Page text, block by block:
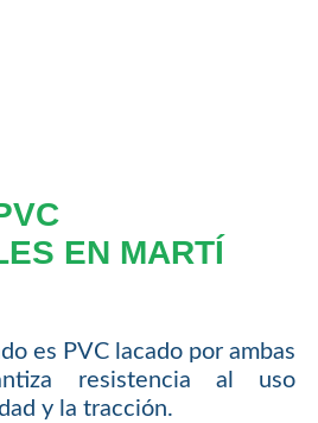
EN MARTÍ
es PVC lacado por ambas
resistencia al uso
y la tracción.